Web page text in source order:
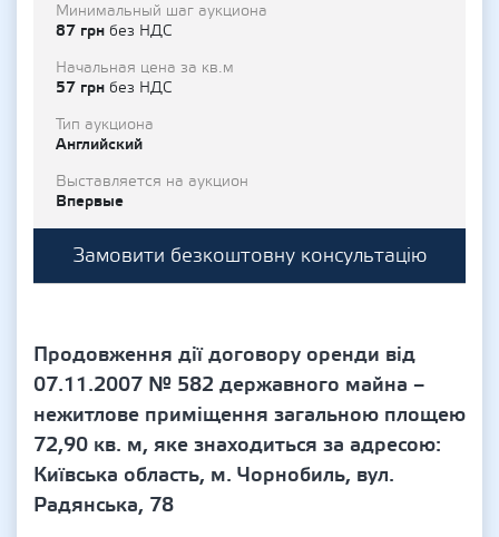
Минимальный шаг аукциона
87 грн без НДС
Начальная цена за кв.м
57 грн без НДС
Тип аукциона
Английский
Выставляется на аукцион
Впервые
Замовити безкоштовну консультацію
Продовження дії договору оренди від
07.11.2007 № 582 державного майна –
нежитлове приміщення загальною площею
72,90 кв. м, яке знаходиться за адресою:
Київська область, м. Чорнобиль, вул.
Радянська, 78